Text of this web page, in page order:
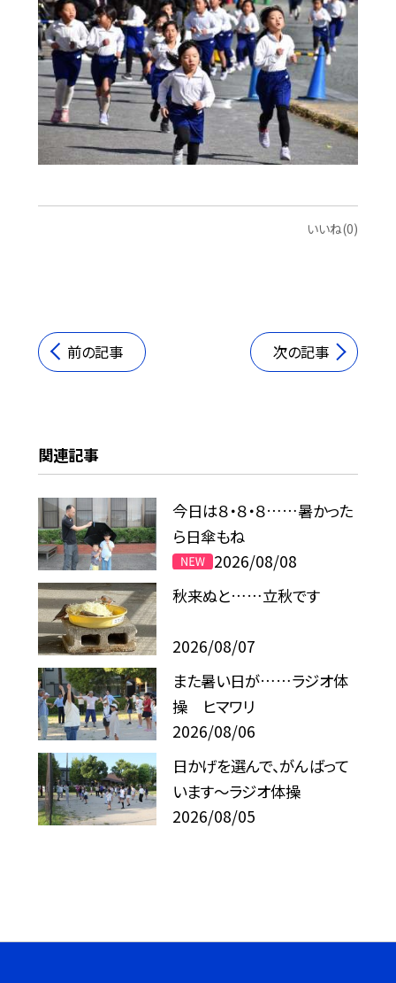
いいね(0)
前の記事 次の記事
関連記事
今日は８・８・８……暑かった
ら日傘もね
2026/08/08
秋来ぬと……立秋です
2026/08/07
また暑い日が……ラジオ体
操 ヒマワリ
2026/08/06
日かげを選んで、がんばって
います～ラジオ体操
2026/08/05